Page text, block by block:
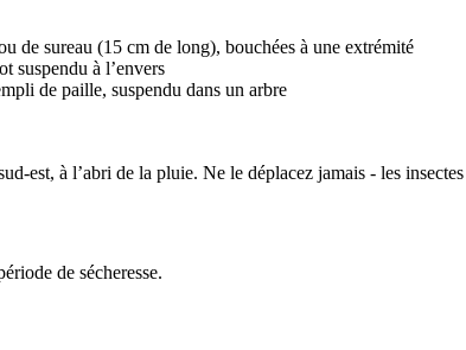
de sureau (15 cm de long), bouchées à une extrémité
suspendu à l’envers
de paille, suspendu dans un arbre
est, à l’abri de la pluie. Ne le déplacez jamais - les
de sécheresse.